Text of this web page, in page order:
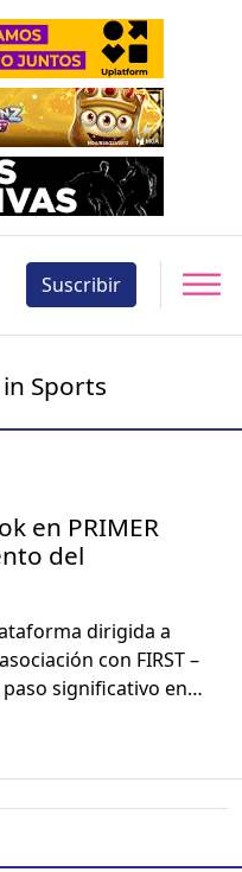
Suscribir
in Sports
en PRIMER
del
dirigi­da a
con FIRST –
sig­ni­fica­ti­vo en…